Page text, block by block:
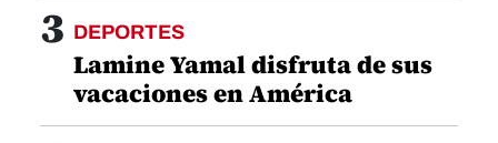
5 DEPORTES
Tabla posiciones Copa
Centroamericana: así quedó
Motagua y Municipal